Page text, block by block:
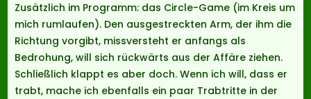
Zusätzlich im Programm: das Circle-Game (im Kreis um
mich rumlaufen). Den ausgestreckten Arm, der ihm die
Richtung vorgibt, missversteht er anfangs als
Bedrohung, will sich rückwärts aus der Affäre ziehen.
Schließlich klappt es aber doch. Wenn ich will, dass er
trabt, mache ich ebenfalls ein paar Trabtritte in der